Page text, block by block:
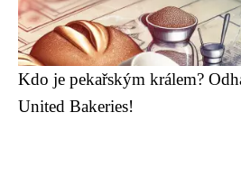
Kdo je pekařským králem?
United Bakeries!